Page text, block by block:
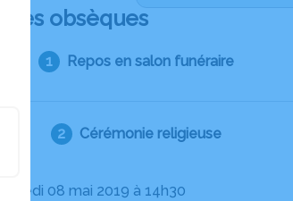
des obsèques
Repos en salon funéraire
Cérémonie religieuse
08 mai 2019 à 14h30